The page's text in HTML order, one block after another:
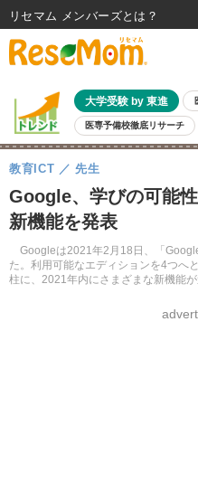
大学受験 by 東進
医専予備校徹底リサーチ
親子で考える大学選び 高校受験
共通テスト 夏休み
8月開催イベント・WS 全国公立高校
自由研究教材（小学生向け）
Google、学びの可能
新機能を発表
Googleは2021年2月18日、「
た。利用可能なエディションを4つへ
柱に、2021年内にさまざまな新機能が
教育ICT 先生
リセマム メンバーズ